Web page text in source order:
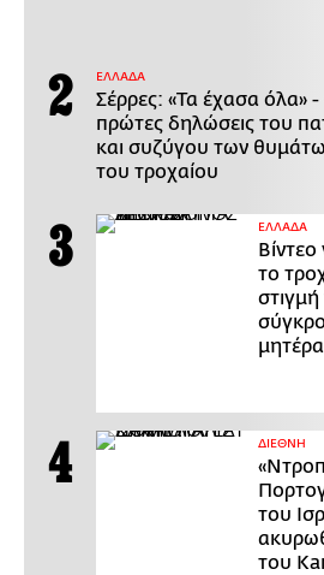
ΕΛΛΑΔΑ
Σέρρες: «Τα έχασα όλα» -
πρώτες δηλώσεις του
και συζύγου των
του τροχαίου
ΕΛΛΑΔΑ
το
μητέρα
ΔΙΕΘΝΗ
του
του